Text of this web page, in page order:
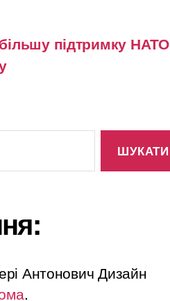
підтримку НАТО
Антонович Дизайн
.